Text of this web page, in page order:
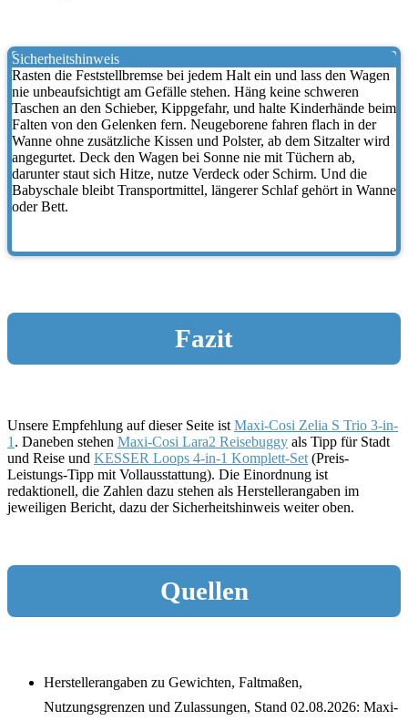
Sicherheitshinweis
Rasten die Feststellbremse bei jedem Halt ein und lass den Wagen
nie unbeaufsichtigt am Gefälle stehen. Häng keine schweren
Taschen an den Schieber, Kippgefahr, und halte Kinderhände beim
Falten von den Gelenken fern. Neugeborene fahren flach in der
Wanne ohne zusätzliche Kissen und Polster, ab dem Sitzalter wird
angegurtet. Deck den Wagen bei Sonne nie mit Tüchern ab,
darunter staut sich Hitze, nutze Verdeck oder Schirm. Und die
Babyschale bleibt Transportmittel, längerer Schlaf gehört in Wanne
oder Bett.
Fazit
Unsere Empfehlung auf dieser Seite ist Maxi-Cosi Zelia S Trio 3-in-
1 . Daneben stehen Maxi-Cosi Lara2 Reisebuggy als Tipp für Stadt
und Reise und KESSER Loops 4-in-1 Komplett-Set (Preis-
Leistungs-Tipp mit Vollausstattung). Die Einordnung ist
redaktionell, die Zahlen dazu stehen als Herstellerangaben im
jeweiligen Bericht, dazu der Sicherheitshinweis weiter oben.
Quellen
Herstellerangaben zu Gewichten, Faltmaßen,
Nutzungsgrenzen und Zulassungen, Stand 02.08.2026: Maxi-